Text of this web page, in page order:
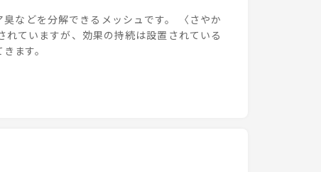
などを分解できるメッシュです。 〈さやか
ていますが、効果の持続は設置されている
ます。